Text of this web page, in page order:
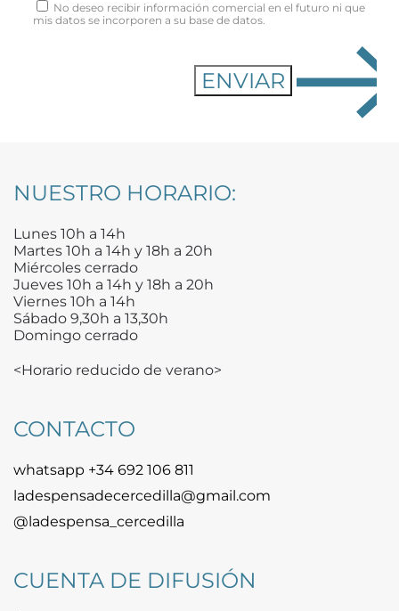
No deseo recibir información comercial en el futuro ni que
mis datos se incorporen a su base de datos.
NUESTRO HORARIO:
Lunes 10h a 14h
Martes 10h a 14h y 18h a 20h
Miércoles cerrado
Jueves 10h a 14h y 18h a 20h
Viernes 10h a 14h
Sábado 9,30h a 13,30h
Domingo cerrado
<Horario reducido de verano>
CONTACTO
whatsapp +34 692 106 811
ladespensadecercedilla@gmail.com
@ladespensa_cercedilla
CUENTA DE DIFUSIÓN